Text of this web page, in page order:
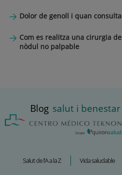
Dolor de genoll i quan
Com es realitza una cirurgia
nòdul no palpable
Blog salut i benestar
Salut de l’A a la Z Vida saludable